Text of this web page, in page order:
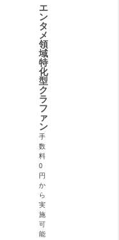
エ
ン
タ
メ
領
域
特
化
型
ク
ラ
フ
ァ
ン
手
数
料
0
円
か
ら
実
施
可
能